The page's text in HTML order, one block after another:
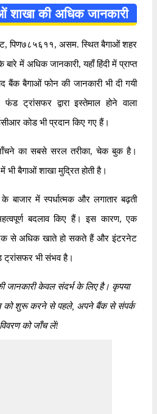
शाखा की अधिक जानकारी
पिण७८५६११, असम. स्थित बैगाओं शहर
में अधिक जानकारी, यहाँ हिंदी में प्राप्त
बैंक बैगाओं फोन की जानकारी भी दी गयी
ट्रांसफर द्वारा इस्तेमाल होने वाला
कोड भी प्रदान किए गए हैं।
का सबसे सरल तरीका, चेक बुक है।
बैगाओं शाखा मुद्रित होती है।
बाजार में स्पर्धात्मक और लगातार बढ़ती
बदलाव किए हैं। इस कारण, एक
एक से अधिक खाते हो सकते हैं और इंटरनेट
ट्रांसफर भी संभव है।
केवल संदर्भ के लिए है। कृपया
को शुरू करने से पहले, अपने बैंक से संपर्क
को जाँच लें!